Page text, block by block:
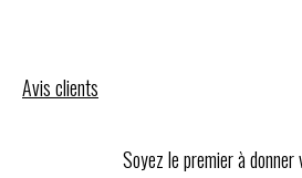
Avis clients
Soyez le premier à